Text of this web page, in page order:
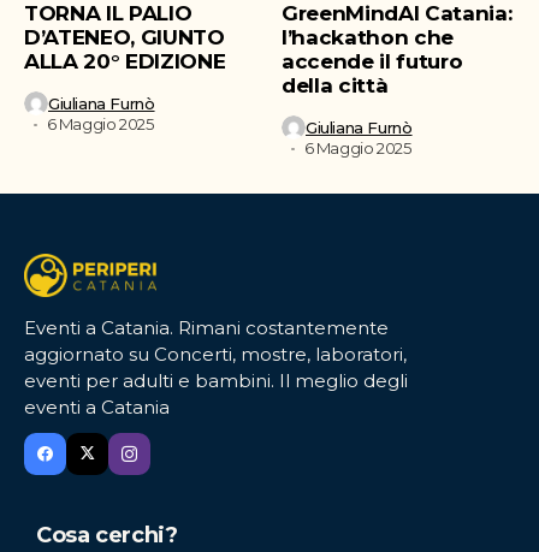
TORNA IL PALIO
D’ATENEO, GIUNTO
ALLA 20° EDIZIONE
Giuliana Furnò
6 Maggio 2025
GreenMindAI Catania:
l’hackathon che
accende il futuro
della città
Giuliana Furnò
6 Maggio 2025
Eventi a Catania. Rimani costantemente
aggiornato su Concerti, mostre, laboratori,
eventi per adulti e bambini. Il meglio degli
eventi a Catania
Cosa cerchi?